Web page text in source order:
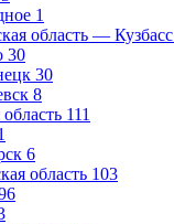
1
область — Кузбасс
30
30
8
111
6
область 103